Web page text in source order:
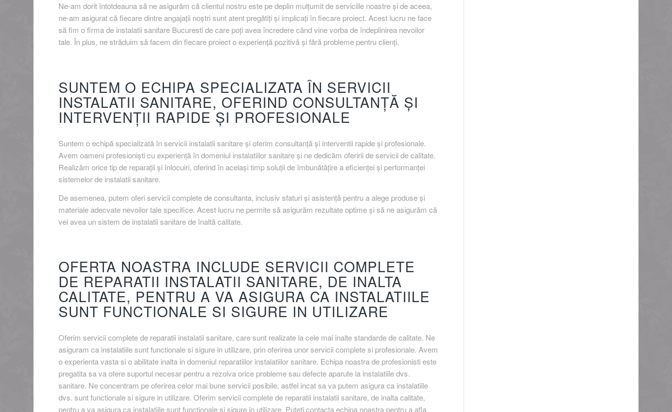
Ne-am dorit întotdeauna să ne asigurăm că clientul nostru este pe deplin mulțumit de serviciile noastre și de aceea,
ne-am asigurat că fiecare dintre angajații noștri sunt atent pregătiți și implicați în fiecare proiect. Acest lucru ne face
să fim o firma de instalatii sanitare Bucuresti de care poți avea încredere când vine vorba de îndeplinirea nevoilor
tale. În plus, ne străduim să facem din fiecare proiect o experiență pozitivă și fără probleme pentru clienți.
SUNTEM O ECHIPA SPECIALIZATA ÎN SERVICII
INSTALATII SANITARE, OFERIND CONSULTANȚĂ ȘI
INTERVENȚII RAPIDE ȘI PROFESIONALE
Suntem o echipă specializată în servicii instalatii sanitare și oferim consultanță și interventii rapide și profesionale.
Avem oameni profesioniști cu experiență în domeniul instalatiilor sanitare și ne dedicăm oferirii de servicii de calitate.
Realizăm orice tip de reparații și înlocuiri, oferind în același timp soluții de îmbunătățire a eficienței și performanței
sistemelor de instalatii sanitare.
De asemenea, putem oferi servicii complete de consultanta, inclusiv sfaturi și asistență pentru a alege produse și
materiale adecvate nevoilor tale specifice. Acest lucru ne permite să asigurăm rezultate optime și să ne asigurăm că
vei avea un sistem de instalatii sanitare de înaltă calitate.
OFERTA NOASTRA INCLUDE SERVICII COMPLETE
DE REPARATII INSTALATII SANITARE, DE INALTA
CALITATE, PENTRU A VA ASIGURA CA INSTALATIILE
SUNT FUNCTIONALE SI SIGURE IN UTILIZARE
Oferim servicii complete de reparatii instalatii sanitare, care sunt realizate la cele mai inalte standarde de calitate. Ne
asiguram ca instalatiile sunt functionale si sigure in utilizare, prin oferirea unor servicii complete si profesionale. Avem
o experienta vasta si o abilitate inalta in domeniul reparatiilor instalatiilor sanitare. Echipa noastra de profesionisti este
pregatita sa va ofere suportul necesar pentru a rezolva orice probleme sau defecte aparute la instalatiile dvs.
sanitare. Ne concentram pe oferirea celor mai bune servicii posibile, astfel incat sa va putem asigura ca instalatiile
dvs. sunt functionale si sigure in utilizare. Oferim servicii complete de reparatii instalatii sanitare, de inalta calitate,
pentru a va asigura ca instalatiile sunt functionale si sigure in utilizare. Puteti contacta echipa noastra pentru a afla